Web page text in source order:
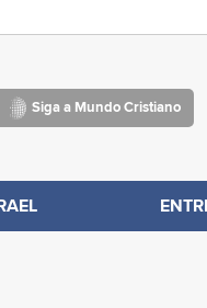
Siga a Mundo Cristiano